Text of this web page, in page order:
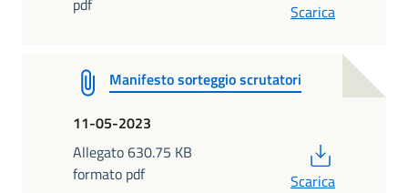
Scarica
Manifesto sorteggio scrutatori
11-05-2023
Allegato 630.75 KB
formato pdf
Scarica